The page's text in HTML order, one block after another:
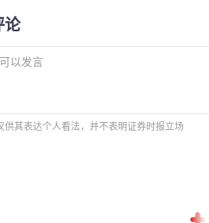
论
以发言
供其表达个人看法，并不表明证券时报立场